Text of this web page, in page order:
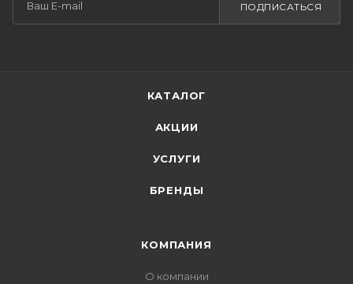
ПОДПИСАТЬСЯ
КАТАЛОГ
АКЦИИ
УСЛУГИ
БРЕНДЫ
КОМПАНИЯ
О компании